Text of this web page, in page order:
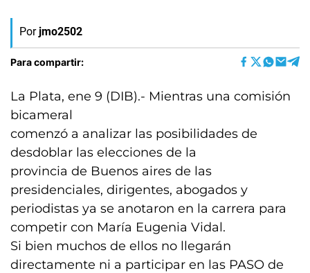
Por jmo2502
Para compartir:
La Plata, ene 9 (DIB).- Mientras una comisión
bicameral
comenzó a analizar las posibilidades de
desdoblar las elecciones de la
provincia de Buenos aires de las
presidenciales, dirigentes, abogados y
periodistas ya se anotaron en la carrera para
competir con María Eugenia Vidal.
Si bien muchos de ellos no llegarán
directamente ni a participar en las PASO de